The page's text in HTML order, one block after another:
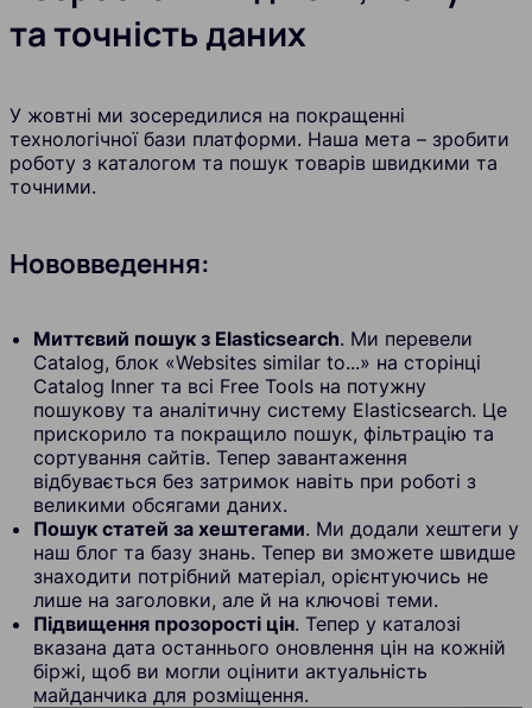
та точність даних
У жовтні ми зосередилися на покращенні
технологічної бази платформи. Наша мета – зробити
роботу з каталогом та пошук товарів швидкими та
точними.
Нововведення:
Миттєвий пошук з Elasticsearch. Ми перевели
Catalog, блок «Websites similar to...» на сторінці
Catalog Inner та всі Free Tools на потужну
пошукову та аналітичну систему Elasticsearch. Це
прискорило та покращило пошук, фільтрацію та
сортування сайтів. Тепер завантаження
відбувається без затримок навіть при роботі з
великими обсягами даних.
Пошук статей за хештегами. Ми додали хештеги у
наш блог та базу знань. Тепер ви зможете швидше
знаходити потрібний матеріал, орієнтуючись не
лише на заголовки, але й на ключові теми.
Підвищення прозорості цін. Тепер у каталозі
вказана дата останнього оновлення цін на кожній
біржі, щоб ви могли оцінити актуальність
майданчика для розміщення.